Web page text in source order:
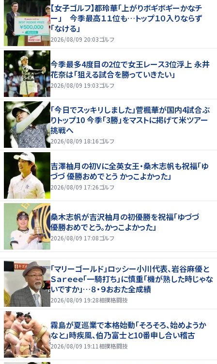
【女子ゴルフ】都玲華「上がりボギボギーかなチ
ー」 今季最高１１位も…トップ１０入りならず
「なける」
2026/08/09 20:03ゴルフ
今季最多4度目の2位で女王レース3位浮上 永井
花奈は「狙える試合を勝っていきたい」
2026/08/09 19:03ゴルフ
「今日でスッキリしました」菅楓華が国内4試合ぶ
りトップ10 今季「3勝」をマストに掲げて米ツアー
挑戦へ
2026/08/09 18:16ゴルフ
吉澤柚月の初Vに全英女王・桑木志帆も祝福「ゆ
づづ 優勝おめでとう かっこよかった」
2026/08/09 17:26ゴルフ
桑木志帆が吉沢柚月の初優勝を祝福「ゆづづ
優勝おめでとう。かっこよかった」
2026/08/09 17:08ゴルフ
「マリーゴールド」ロッシー小川代表、岩谷麻優と
Ｓａｒｅｅｅ「一騎打ち」に慎重「機が熟した時じゃな
いですか」…８・９おおた全成績
2026/08/09 19:28相撲格闘技
霧島が夏巡業で本格始動「そろそろ、始めようか
なと」時疾風、伯乃富士と10番申し合い稽古
2026/08/09 19:11 相撲格闘技